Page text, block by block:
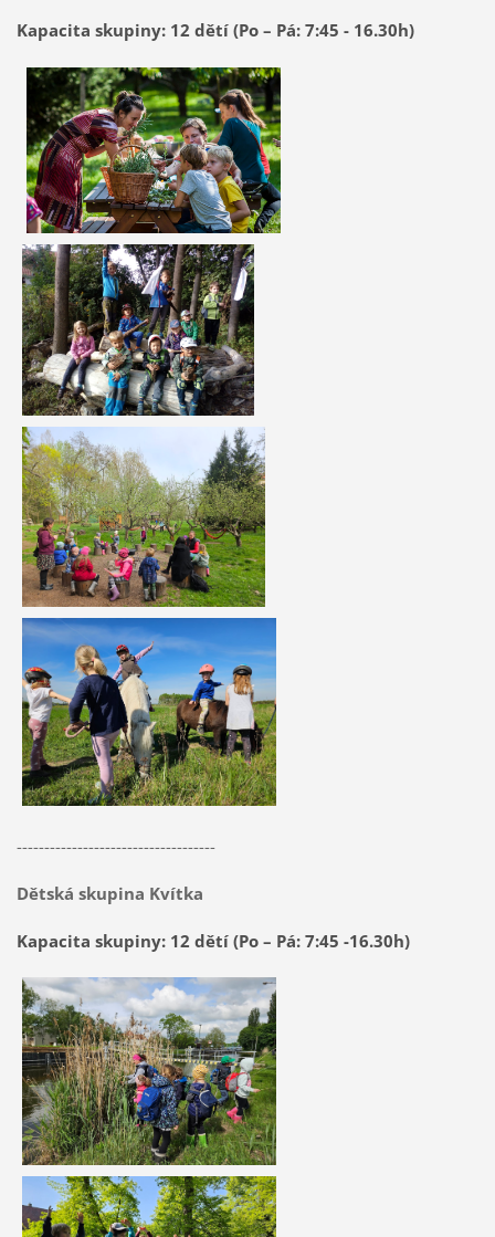
Kapacita skupiny: 12 dětí (Po – Pá: 7:45 - 16.30h)
------------------------------------
Dětská skupina Kvítka
Kapacita skupiny: 12 dětí (Po – Pá: 7:45 -16.30h)